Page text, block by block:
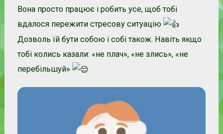
Вона просто працює і робить усе, щоб тобі
вдалося пережити стресову ситуацію
Дозволь їй бути собою і собі також. Навіть якщо
тобі колись казали: «не плач», «не злись», «не
перебільшуй»